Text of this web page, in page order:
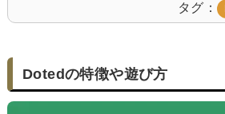
タグ
Dotedの特徴や遊び方